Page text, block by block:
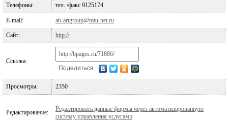
Телефоны: тел. /факс 9125174
E-mail: ab-artgroup@mtu-net.ru
Сайт: http://
Ссылка:
Поделиться
Просмотры: 2350
Редактирование:
Редактировать данные фирмы через автоматизированную
систему управления услугами